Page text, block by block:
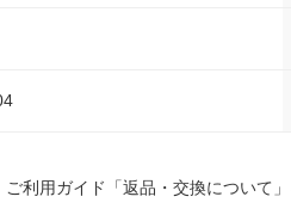
利用ガイド「返品・交換について